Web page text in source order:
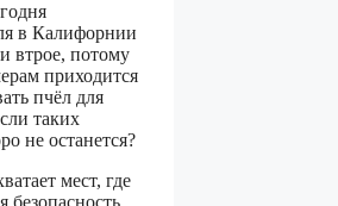
в Калифорнии
втрое, потому
приходится
пчёл для
таких
не останется?
мест, где
безопасность